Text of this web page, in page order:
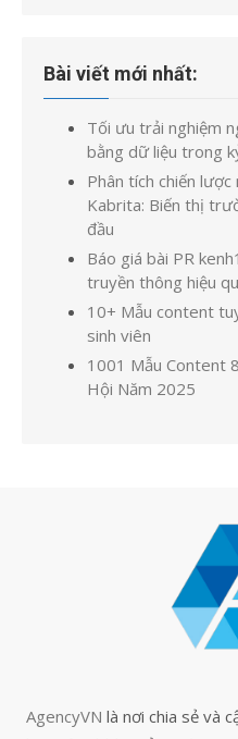
Bài viết mới nhất:
Tối ưu trải nghiệm
bằng dữ liệu trong
Phân tích chiến
Kabrita: Biến thị
đầu
Báo giá bài PR
truyền thông hiệu
10+ Mẫu content
sinh viên
1001 Mẫu Content
Hội Năm 2025
AgencyVN là nơi chia sẻ và